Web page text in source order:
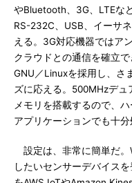
やBluetooth、3G、LTEな
RS-232C、USB、イーサ
える。3G対応機器ではア
クラウドとの通信を確立
GNU／Linuxを採用し、さ
ズに応える。500MHzデュ
メモリを搭載するので、
アプリケーションでも十分
設定は、非常に簡単だ。
したいセンサーデバイス